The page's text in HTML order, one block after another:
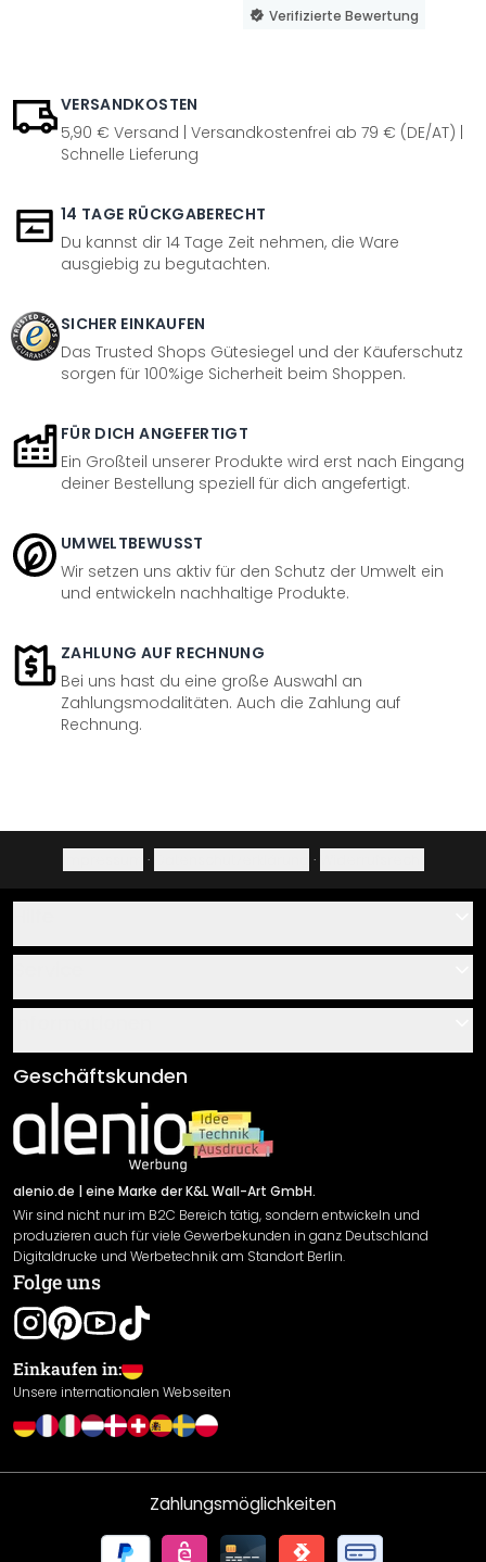
Verifizierte Bewertung
VERSANDKOSTEN
5,90 € Versand | Versandkostenfrei ab 79 € (DE/AT) |
Schnelle Lieferung
14 TAGE RÜCKGABERECHT
Du kannst dir 14 Tage Zeit nehmen, die Ware
ausgiebig zu begutachten.
SICHER EINKAUFEN
Das Trusted Shops Gütesiegel und der Käuferschutz
sorgen für 100%ige Sicherheit beim Shoppen.
FÜR DICH ANGEFERTIGT
Ein Großteil unserer Produkte wird erst nach Eingang
deiner Bestellung speziell für dich angefertigt.
UMWELTBEWUSST
Wir setzen uns aktiv für den Schutz der Umwelt ein
und entwickeln nachhaltige Produkte.
ZAHLUNG AUF RECHNUNG
Bei uns hast du eine große Auswahl an
Zahlungsmodalitäten. Auch die Zahlung auf
Rechnung.
· ·
Über uns
Klebe- und Montageanleitungen
Newsletter An-/Abmeldung
Sendungsverfolgung
AGB
Impressum
Versand & Zahlung
Rücksendung
Widerrufsrecht
Datenschutzerklärung
Gewährleistung
Leistungserklärung / CE-Zeichen
Cookie Einstellungen
Geschäftskunden
alenio.de | eine Marke der K&L Wall-Art GmbH.
Wir sind nicht nur im B2C Bereich tätig, sondern entwickeln und
produzieren auch für viele Gewerbekunden in ganz Deutschland
Digitaldrucke und Werbetechnik am Standort Berlin.
Folge uns
Einkaufen in:
Unsere internationalen Webseiten
Zahlungsmöglichkeiten